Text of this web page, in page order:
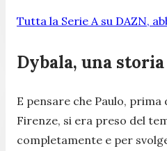
Tutta la Serie A su DAZN,
Dybala, una
E pensare che Paulo,
Firenze, si era preso del
completamente e per